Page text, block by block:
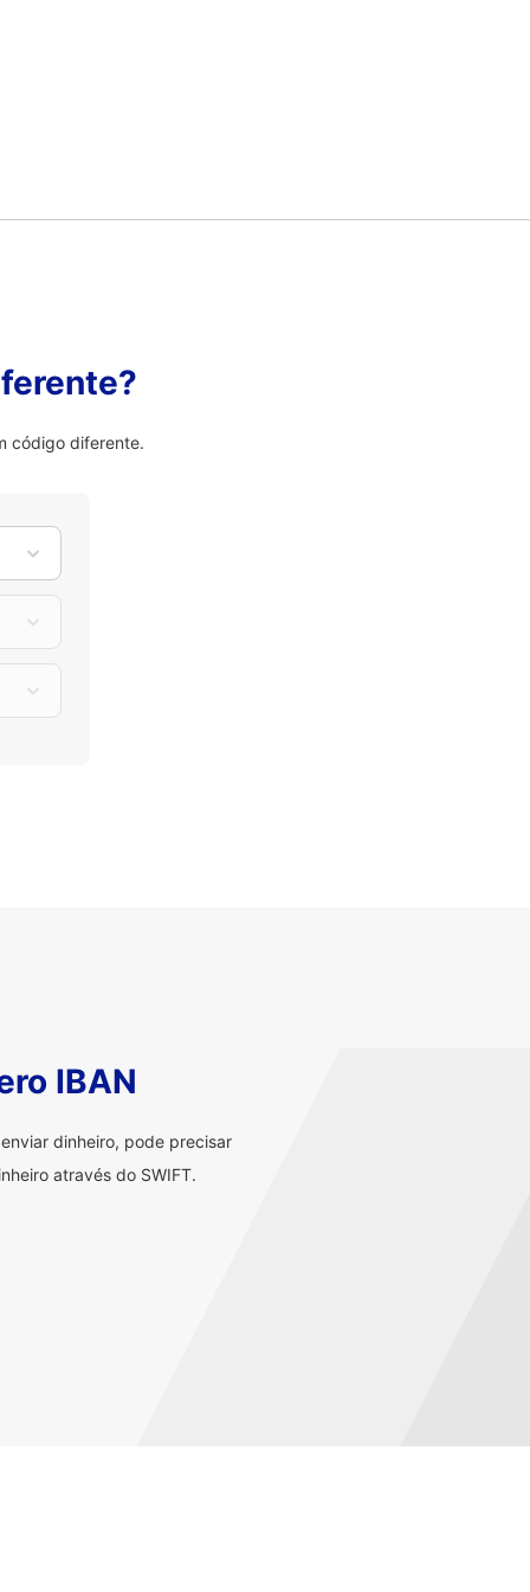
código diferente.
IBAN
dinheiro, pode precisar
através do SWIFT.